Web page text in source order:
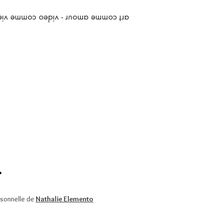
comme amour - video comme vie
de Nathalie Elemento